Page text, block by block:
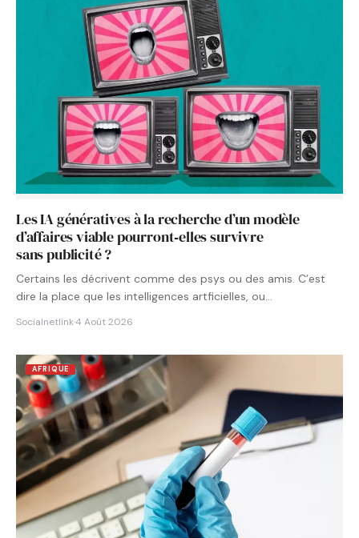
Les IA génératives à la recherche d’un modèle
d’affaires viable pourront‑elles survivre
sans publicité ?
Certains les décrivent comme des psys ou des amis. C’est
dire la place que les intelligences artficielles, ou…
Socialnetlink·4 Août 2026
AFRIQUE